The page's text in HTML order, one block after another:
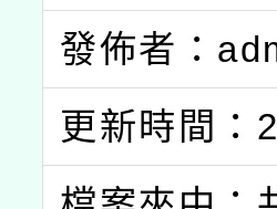
發佈者：
更新時間